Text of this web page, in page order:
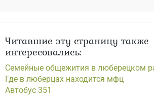
Читавшие эту страницу также
интересовались:
Семейные общежития в люберецком
Где в люберцах находится мфц
Автобус 351